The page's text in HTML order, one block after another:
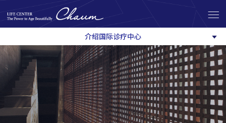
介绍国际诊疗中心